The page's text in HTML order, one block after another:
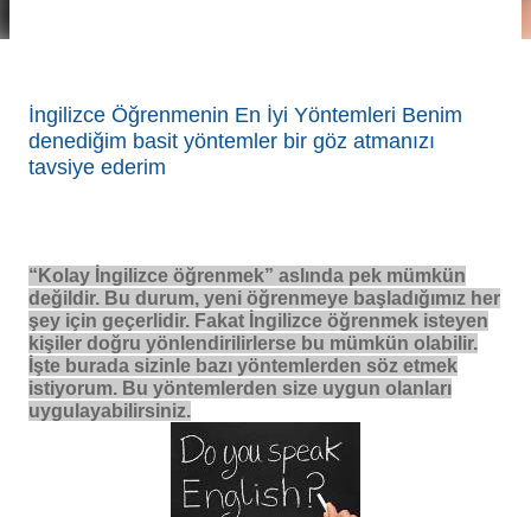
İngilizce Öğrenmenin En İyi Yöntemleri Benim
denediğim basit yöntemler bir göz atmanızı
tavsiye ederim
“Kolay İngilizce öğrenmek” aslında pek mümkün
değildir. Bu durum, yeni öğrenmeye başladığımız her
şey için geçerlidir. Fakat İngilizce öğrenmek isteyen
kişiler doğru yönlendirilirlerse bu mümkün olabilir.
İşte burada sizinle bazı yöntemlerden söz etmek
istiyorum. Bu yöntemlerden size uygun olanları
uygulayabilirsiniz.